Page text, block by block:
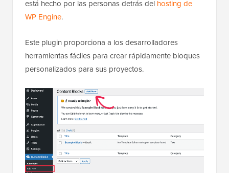
está hecho por las personas detrás del hosting de
WP Engine.
Este plugin proporciona a los desarrolladores
herramientas fáciles para crear rápidamente bloques
personalizados para sus proyectos.